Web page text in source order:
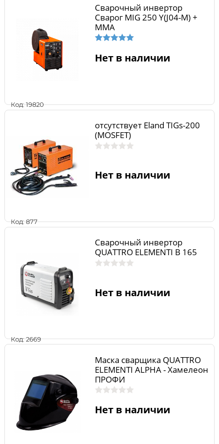
Код: 19820
Сварочный инвертор
Сварог MIG 250 Y(J04-M) +
ММА
Нет в наличии
Код: 877
отсутствует Eland TIGs-200
(MOSFET)
Нет в наличии
Код: 2669
Сварочный инвертор
QUATTRO ELEMENTI B 165
Нет в наличии
Маска сварщика QUATTRO
ELEMENTI ALPHA - Хамелеон
ПРОФИ
Нет в наличии